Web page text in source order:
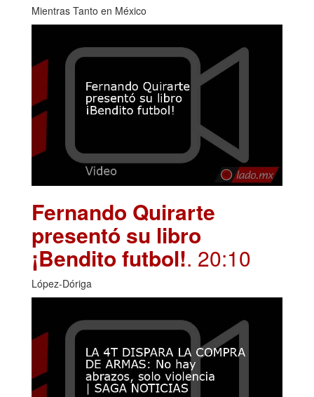
Mientras Tanto en México
Fernando Quirarte
presentó su libro
¡Bendito futbol!. 20:10
López-Dóriga